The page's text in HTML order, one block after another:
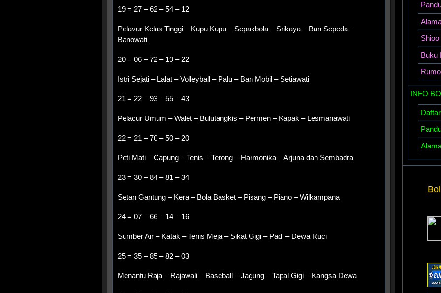
19 = 27 – 62 – 54 – 12
Pelavur Kelas Tinggi – Kupu Kupu – Sepakbola – Srikaya – Ban Sepeda –
Banowati
20 = 06 – 72 – 19 – 22
Istri Sejati – Lalat – Volleyball – Palu – Ban Mobil – Setiawati
21 = 22 – 93 – 55 – 43
Pelacur Umum – Walet – Bulutangkis – Permen – Kapak – Lesmanawati
22 = 21 – 70 – 50 – 20
Peti Mati – Capung – Tenis – Terong – Harmonika – Arjuna dan Sembadra
23 = 30 – 84 – 81 – 34
Setan Gantung – Kera – Bola Basket – Pisang – Piano – Wilkampana
24 = 07 – 66 – 14 – 16
Sumber Air – Katak – Tenis Meja – Sikat Gigi – Padi – Dewa Ruci
25 = 35 – 85 – 82 – 03
Menantu Raja – Rajawali – Baseball – Jagung – Tapal Gigi – Kangsa Dewa
Shioo
Buku
INFO